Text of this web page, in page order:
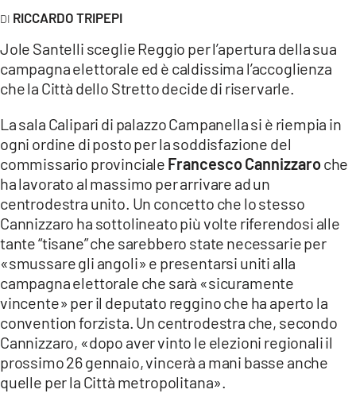
Network
LACPLAY.IT
LACTV.IT
LACITYMAG.IT
ILREGGINO.IT
COSENZACHANNEL.IT
ILVIBONESE.IT
CATANZAROCHANNEL.IT
LACAPITALENEWS.IT
App
ANDROID
RICCARDO TRIPEPI
Jole Santelli sceglie Reggio per l’apertura della sua
campagna elettorale ed è caldissima l’accoglienza
che la Città dello Stretto decide di riservarle.
La sala Calipari di palazzo Campanella si è riempia in
ogni ordine di posto per la soddisfazione del
commissario provinciale Francesco Cannizzaroche
ha lavorato al massimo per arrivare ad un
centrodestra unito. Un concetto che lo stesso
Cannizzaro ha sottolineato più volte riferendosi alle
tante “tisane” che sarebbero state necessarie per
«smussare gli angoli» e presentarsi uniti alla
campagna elettorale che sarà «sicuramente
vincente» per il deputato reggino che ha aperto la
convention forzista. Un centrodestra che, secondo
Cannizzaro, «dopo aver vinto le elezioni regionali il
prossimo 26 gennaio, vincerà a mani basse anche
quelle per la Città metropolitana».